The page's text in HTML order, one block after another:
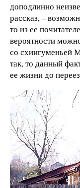
доподлинно
рассказ, –
то из ее
вероятности
со схиигуменьей
так, то данный
ее жизни до